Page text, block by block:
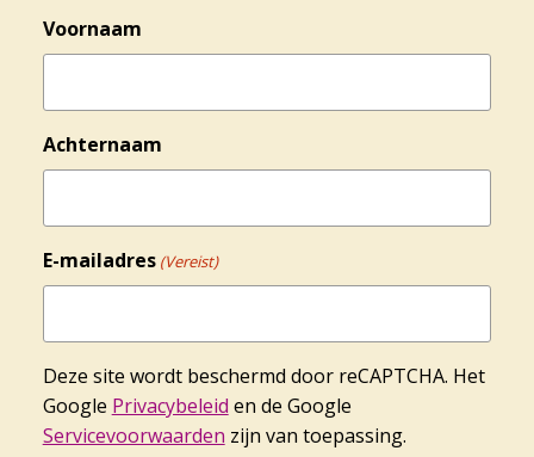
Voornaam
Achternaam
E-mailadres (Vereist)
Deze site wordt beschermd door reCAPTCHA. Het
Google Privacybeleid en de Google
Servicevoorwaarden zijn van toepassing.